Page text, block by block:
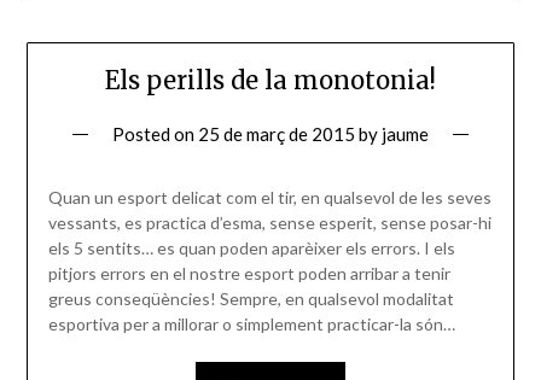
Els perills de la monotonia!
Posted on 25 de març de 2015 by jaume
Quan un esport delicat com el tir, en qualsevol de les seves
vessants, es practica d’esma, sense esperit, sense posar-hi
els 5 sentits… es quan poden aparèixer els errors. I els
pitjors errors en el nostre esport poden arribar a tenir
greus conseqüències! Sempre, en qualsevol modalitat
esportiva per a millorar o simplement practicar-la són…